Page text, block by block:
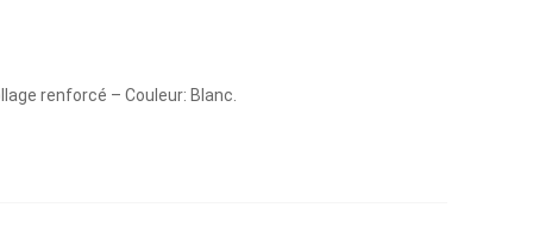
renforcé – Couleur: Blanc.